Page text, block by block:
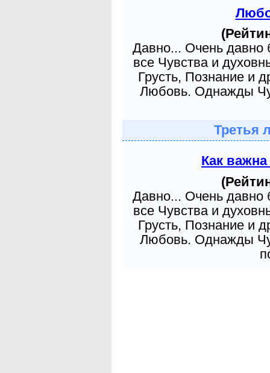
Давно... Очень давно
все Чувства и
Грусть, Познание и
Любовь. Однажды
Третья
Как
Давно... Очень давно
все Чувства и
Грусть, Познание и
Любовь. Однажды